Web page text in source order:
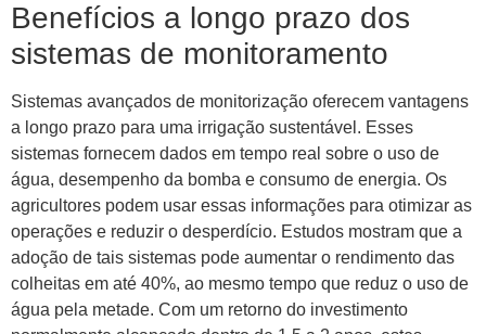
Benefícios a longo prazo dos
sistemas de monitoramento
Sistemas avançados de monitorização oferecem vantagens
a longo prazo para uma irrigação sustentável. Esses
sistemas fornecem dados em tempo real sobre o uso de
água, desempenho da bomba e consumo de energia. Os
agricultores podem usar essas informações para otimizar as
operações e reduzir o desperdício. Estudos mostram que a
adoção de tais sistemas pode aumentar o rendimento das
colheitas em até 40%, ao mesmo tempo que reduz o uso de
água pela metade. Com um retorno do investimento